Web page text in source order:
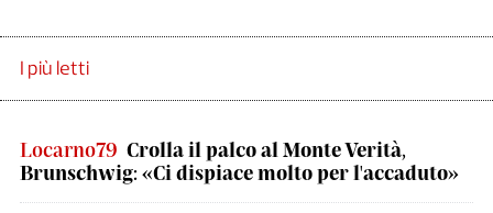
I più letti
Locarno79 Crolla il palco al Monte Verità,
Brunschwig: «Ci dispiace molto per l'accaduto»